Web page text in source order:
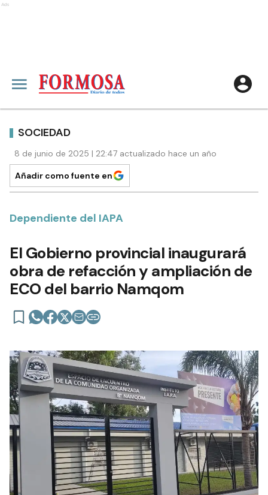
Ads
SOCIEDAD
8 de junio de 2025 | 22:47 actualizado hace un año
Añadir como fuente en
Dependiente del IAPA
El Gobierno provincial inaugurará
obra de refacción y ampliación de
ECO del barrio Namqom